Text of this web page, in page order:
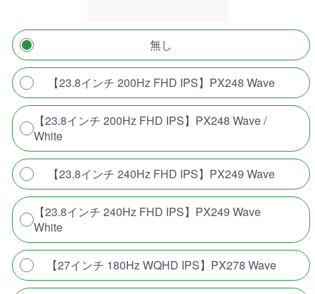
無し
【23.8インチ 200Hz FHD IPS】PX248 Wave
【23.8インチ 200Hz FHD IPS】PX248 Wave /
White
【23.8インチ 240Hz FHD IPS】PX249 Wave
【23.8インチ 240Hz FHD IPS】PX249 Wave
White
【27インチ 180Hz WQHD IPS】PX278 Wave